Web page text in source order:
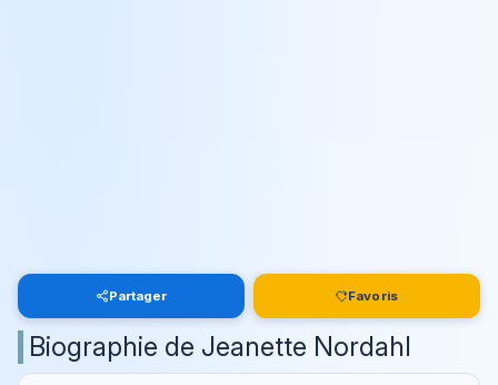
Partager Favoris
Biographie de Jeanette Nordahl